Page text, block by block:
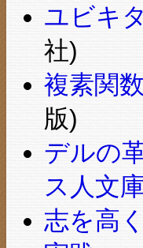
ユビキ
社)
複素関
版)
デルの
ス人文
志を高